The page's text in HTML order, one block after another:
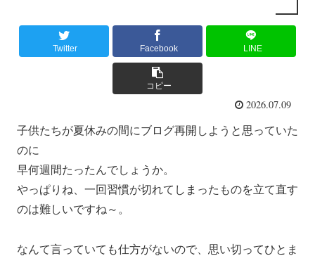
Twitter Facebook LINE
コピー
2026.07.09
子供たちが夏休みの間にブログ再開しようと思っていた
のに
早何週間たったんでしょうか。
やっぱりね、一回習慣が切れてしまったものを立て直す
のは難しいですね～。
なんて言っていても仕方がないので、思い切ってひとま